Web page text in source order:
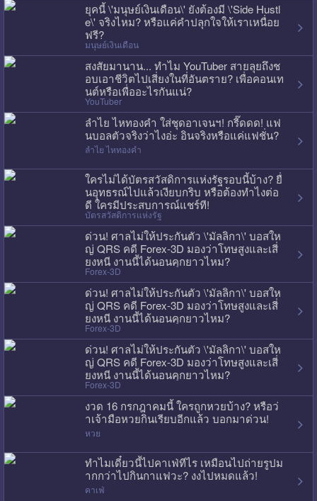
ยุคนี้ \'มนุษย์เงินเดือน\' ยังต้องมี \'Side Hustl
e\' จริงไหม? หรือแค่คำปลุกใจให้เราเหนื่อย
ฟรี?
มนุษย์เงินเดือน
สงสัยมานาน... ทำไม YouTuber สายลุยถึงช
อบเอาชีวิตไปเสี่ยงในที่อันตราย? เพื่อคอนเท
นต์หรือเพื่ออะไรกันแน่?
YouTuber
ลำไย ไหทองคำ ใส่ชุดอาเจนฯ! กรี๊ดดด! แฟ
นบอลตัวจริงว่าไงอ่ะ อินจริงหรือแค่แฟชั่น?
ลำไย ไหทองคำ
ใครไม่ได้บัตรสวัสดิการแห่งรัฐรอบนี้บ้าง? ยื่
นอุทธรณ์ไปแล้วเงียบกริบ หรือต้องทำไงต่อ
ดี ใครมีประสบการณ์แชร์ที!
บัตรสวัสดิการแห่งรัฐ
ด่วน! ศาลไม่ให้ประกันตัว \'มัลลิกา\' บอสให
ญ่ QRS คดี Forex-3D มองว่าโทษสูงและเสี่
ยงหนี งานนี้ได้นอนคุกยาวไหม?
Forex-3D
ด่วน! ศาลไม่ให้ประกันตัว \'มัลลิกา\' บอสให
ญ่ QRS คดี Forex-3D มองว่าโทษสูงและเสี่
ยงหนี งานนี้ได้นอนคุกยาวไหม?
Forex-3D
ด่วน! ศาลไม่ให้ประกันตัว \'มัลลิกา\' บอสให
ญ่ QRS คดี Forex-3D มองว่าโทษสูงและเสี่
ยงหนี งานนี้ได้นอนคุกยาวไหม?
Forex-3D
งวด 16 กรกฎาคมนี้ ใครถูกหวยบ้าง? หรือว่
าเจ้ามือหวยกินเรียบอีกแล้ว บอกมาด่วน!
หวย
ทำไมเดี๋ยวนี้ไปคาเฟ่ทีไร เหมือนไปถ่ายรูปม
ากกว่าไปกินกาแฟวะ? งงไปหมดแล้ว!
คาเฟ่